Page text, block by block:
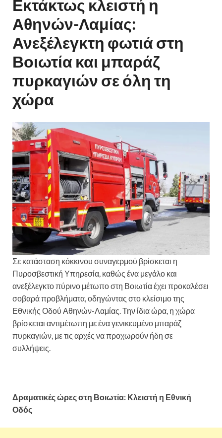
Εκτάκτως κλειστή η
Αθηνών-Λαμίας:
Ανεξέλεγκτη φωτιά στη
Βοιωτία και μπαράζ
πυρκαγιών σε όλη τη
χώρα
Σε κατάσταση κόκκινου συναγερμού βρίσκεται η
Πυροσβεστική Υπηρεσία, καθώς ένα μεγάλο και
ανεξέλεγκτο πύρινο μέτωπο στη Βοιωτία έχει προκαλέσει
σοβαρά προβλήματα, οδηγώντας στο κλείσιμο της
Εθνικής Οδού Αθηνών-Λαμίας. Την ίδια ώρα, η χώρα
βρίσκεται αντιμέτωπη με ένα γενικευμένο μπαράζ
πυρκαγιών, με τις αρχές να προχωρούν ήδη σε
συλλήψεις.
Δραματικές ώρες στη Βοιωτία: Κλειστή η Εθνική
Οδός